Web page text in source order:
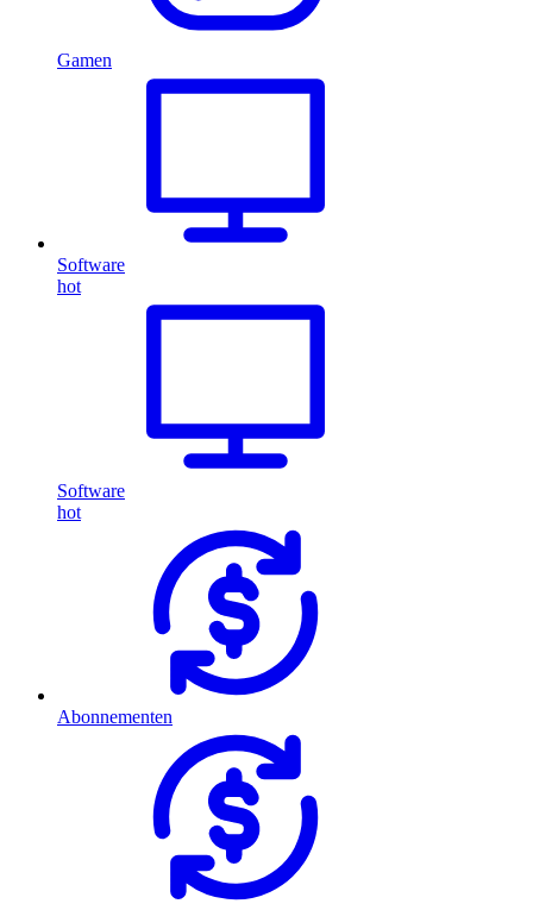
Gamen
Software
hot
Software
hot
Abonnementen